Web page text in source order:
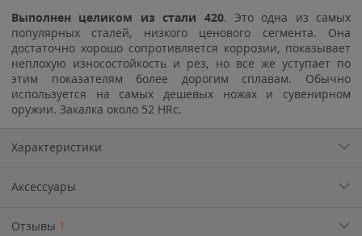
Выполнен целиком из стали 420. Это одна из самых
популярных сталей, низкого ценового сегмента. Она
достаточно хорошо сопротивляется коррозии, показывает
неплохую износостойкость и рез, но все же уступает по
этим показателям более дорогим сплавам. Обычно
используется на самых дешевых ножах и сувенирном
оружии. Закалка около 52 HRc.
Характеристики
Аксессуары
Отзывы 1